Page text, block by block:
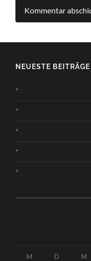
NEUESTE BEITRÄGE
*
*
*
*
*
M D M